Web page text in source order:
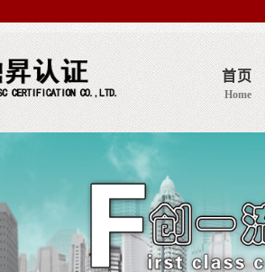
首页
Home